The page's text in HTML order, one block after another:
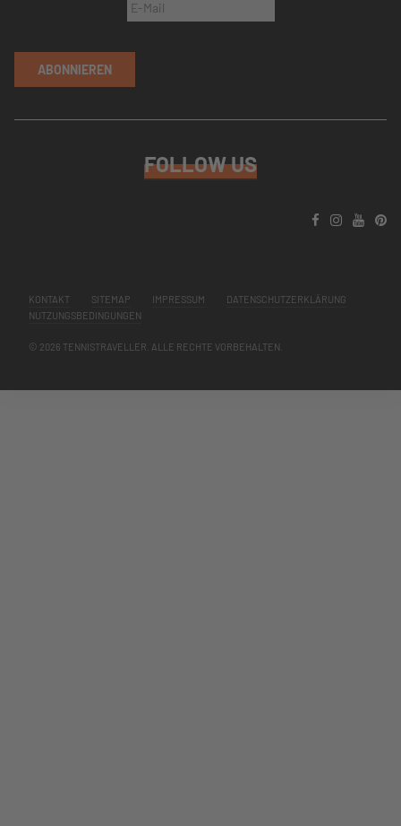
ABONNIEREN
FOLLOW US
KONTAKT SITEMAP IMPRESSUM
DATENSCHUTZERKLÄRUNG
NUTZUNGSBEDINGUNGEN
© 2026 TENNISTRAVELLER. ALLE RECHTE VORBEHALTEN.